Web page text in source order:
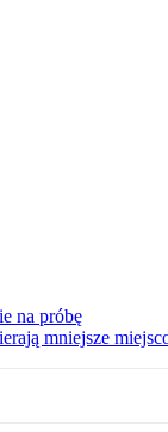
na próbę
mniejsze